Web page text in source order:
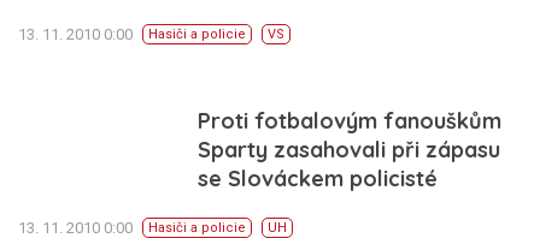
13. 11. 2010 0:00 Hasiči a policie VS
Proti fotbalovým fanouškům
Sparty zasahovali při zápasu
se Slováckem policisté
13. 11. 2010 0:00 Hasiči a policie UH